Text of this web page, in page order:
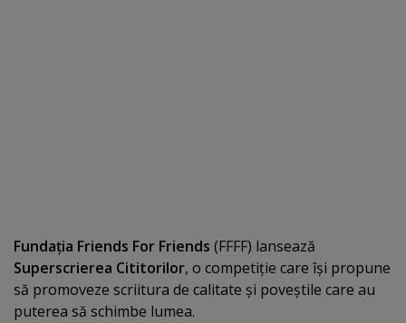
Fundaţia Friends For Friends (FFFF) lansează
Superscrierea Cititorilor, o competiţie care îşi propune
să promoveze scriitura de calitate şi poveştile care au
puterea să schimbe lumea.